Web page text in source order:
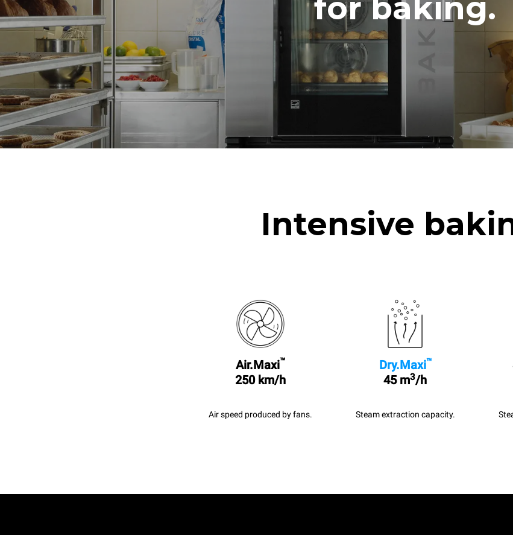
电力能耗（kwh）和co2排放 电力能耗（kWh） 二氧化碳排放
15.4 kWh/天
该估计仅包括烤箱产生
放取决于其连接到的电
选择购买由可再生能源
1次长时清洗
1次中时清洗
for baking.
Intensive
Air.Maxi™
250 km/h
Air speed produced by fans.
Dry.Maxi™
45 m3/h
Steam extraction capacity.